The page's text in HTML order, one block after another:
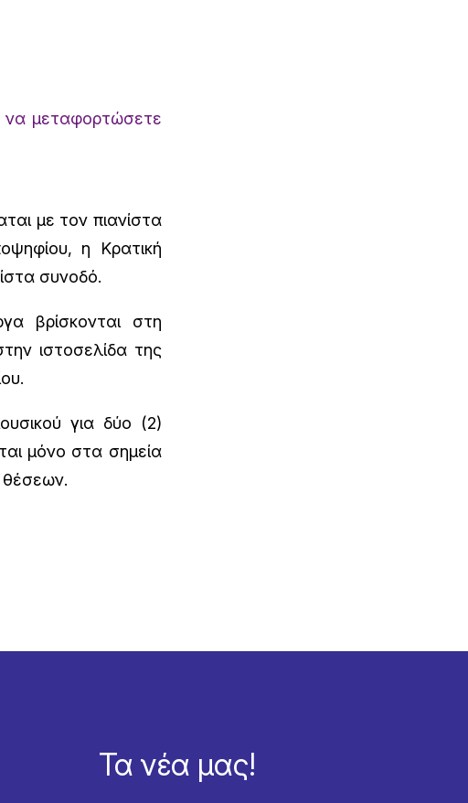
να μεταφορτώσετε
με τον πιανίστα
η Κρατική
συνοδό.
βρίσκονται στη
ιστοσελίδα της
για δύο (2)
μόνο στα σημεία
θέσεων.
Τα νέα μας!